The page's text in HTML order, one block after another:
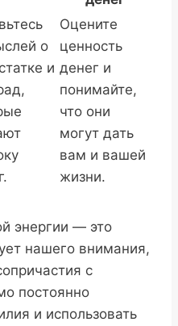
о
и
Оцените
ценность
денег и
понимайте,
что они
могут дать
вам и вашей
жизни.
энергии — это
нашего внимания,
с
постоянно
и использовать